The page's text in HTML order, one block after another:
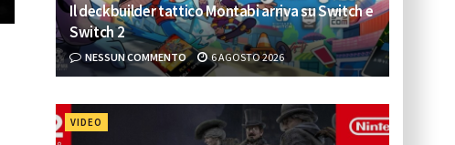
Il deckbuilder tattico Montabi arriva su Switch e
Switch 2
NESSUN COMMENTO 6 AGOSTO 2026
VIDEO